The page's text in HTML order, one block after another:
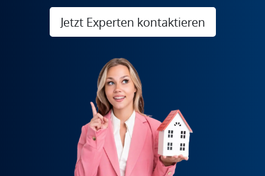
Jetzt Experten kontaktieren